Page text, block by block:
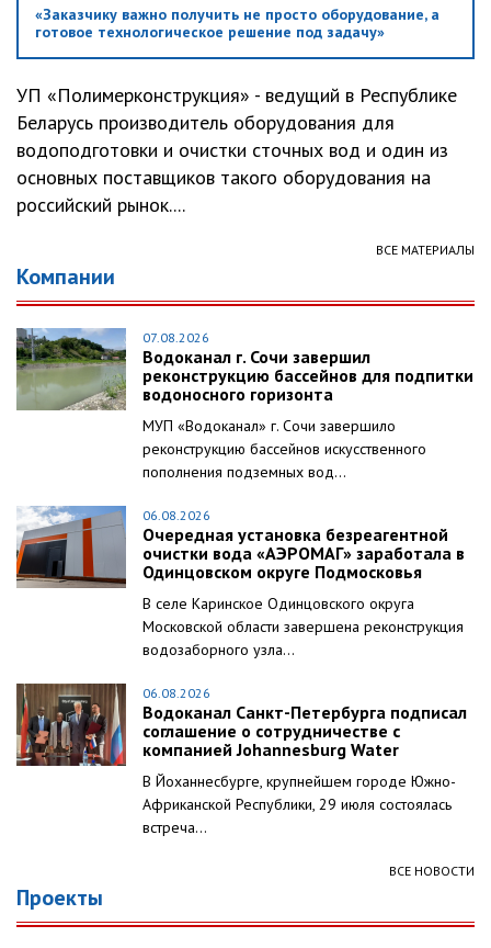
«Заказчику важно получить не просто оборудование, а
готовое технологическое решение под задачу»
УП «Полимерконструкция» - ведущий в Республике
Беларусь производитель оборудования для
водоподготовки и очистки сточных вод и один из
основных поставщиков такого оборудования на
российский рынок....
ВСЕ МАТЕРИАЛЫ
Компании
07.08.2026
Водоканал г. Сочи завершил
реконструкцию бассейнов для подпитки
водоносного горизонта
МУП «Водоканал» г. Сочи завершило
реконструкцию бассейнов искусственного
пополнения подземных вод...
06.08.2026
Очередная установка безреагентной
очистки вода «АЭРОМАГ» заработала в
Одинцовском округе Подмосковья
В селе Каринское Одинцовского округа
Московской области завершена реконструкция
водозаборного узла...
06.08.2026
Водоканал Санкт-Петербурга подписал
соглашение о сотрудничестве с
компанией Johannesburg Water
В Йоханнесбурге, крупнейшем городе Южно-
Африканской Республики, 29 июля состоялась
встреча...
ВСЕ НОВОСТИ
Проекты